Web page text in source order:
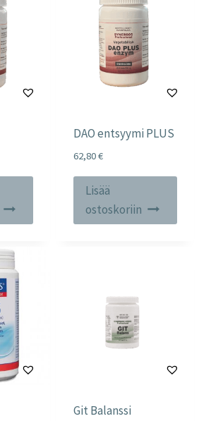
DAO entsyymi PLUS
62,80€
Lisää
ostoskoriin
Git Balanssi